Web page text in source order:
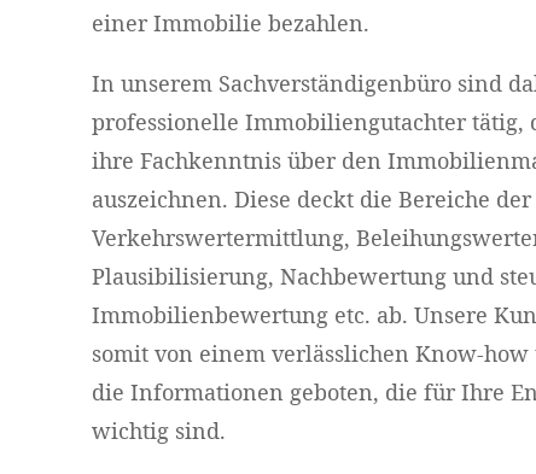
einer Immobilie bezahlen.
In unserem Sachverständigenbüro sind
professionelle Immobiliengutachter tätig,
ihre Fachkenntnis über den
auszeichnen. Diese deckt die Bereiche der
Verkehrswertermittlung,
Plausibilisierung, Nachbewertung und
Immobilienbewertung etc. ab. Unsere
somit von einem verlässlichen Know-
die Informationen geboten, die für Ihre
wichtig sind.